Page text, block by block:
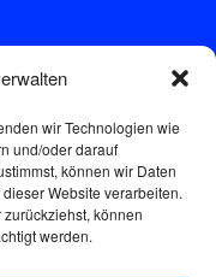
wir Technologien wie
und/oder darauf
können wir Daten
Website verarbeiten.
können
werden.